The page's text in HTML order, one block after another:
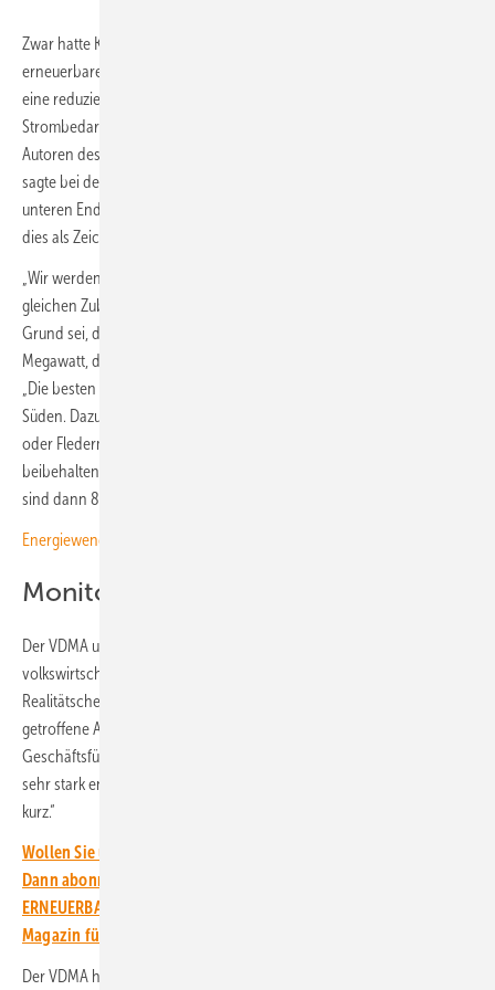
Zwar hatte Katherina Reiche betont, am Ziel von 80 Prozent
erneuerbarem Strom 2030 festzuhalten. Doch das Monitoring liefert
eine reduzierte Prognose: Während das EEG 2023 von einem
Strombedarf von 750 TWh zu diesem Zeitpunkt ausgeht, rechnen die
Autoren des Monitorings mit 600 bis 700 TWh. Ministerin Reiche
sagte bei der Vorstellung des Berichts, sie halte einen Verbrauch am
unteren Ende der Spanne für wahrscheinlich. In der Windbranche
dies als Zeichen gedeutet, die geplanten Zubaumengen zu reduzieren.
„Wir werden aber auch bei einem niedrigeren Strombedarf 2030 den
gleichen Zubau brauchen“, betonte hingegen Hartmut Brösamle. Der
Grund sei, dass die Annahmen zum Stromertrag pro installiertem
Megawatt, die das EEG 2023 annimmt, nicht erfüllt werden könnten.
„Die besten Standorte sind bereits bebaut, wir gehen mehr in den
Süden. Dazu kommen Abschaltungen aufgrund von Netzengpässen
oder Fledermäusen“, so Brösamle. Würde der Ausbaupfad des EEG
beibehalten, komme man am Ende auf 520 bis 540 TWh. „Und das
sind dann 80 Prozent von 600 TWh."
Energiewende-Monitoring: Der Kampf um die Deutungshoheit
Monitoring: Fokus zu eng?
Der VDMA und die IG Metall wiederum sehen wichtige
volkswirtschaftliche Aspekte im Montoring vernachlässigt. „Ein
Realitätscheck zum Beginn der Legislaturperiode ist sinnvoll, um
getroffene Annahmen zu überprüfen“, sagte Dennis Rendschmidt,
Geschäftsführer VDMA Power Systems. „Doch ist diese Metastudie
sehr stark energiewirtschaftlich und kostenorientiert. Das greift zu
kurz.“
Wollen Sie über die Energiewende auf dem Laufenden bleiben?
Dann abonnieren Sie den kostenlosen Newsletter von
ERNEUERBARE ENERGIEN – dem größten verbandsunabhängigen
Magazin für erneuerbare Energien in Deutschland!
Der VDMA hat daher gemeinsam mit der IG Metall